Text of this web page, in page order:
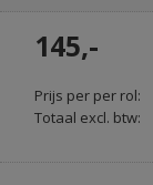
-
DECORLIJST.NL
145,-
Prijs per per rol:
Totaal excl. btw: